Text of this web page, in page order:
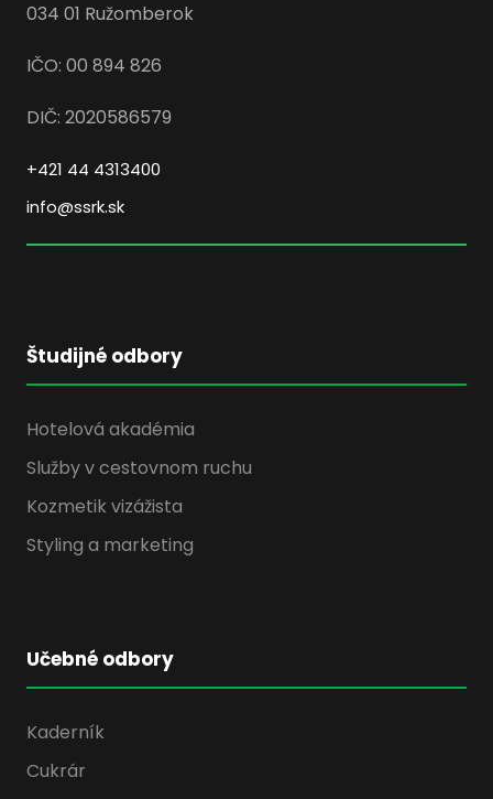
034 01 Ružomberok
IČO: 00 894 826
DIČ: 2020586579
+421 44 4313400
info@ssrk.sk
Študijné odbory
Hotelová akadémia
Služby v cestovnom ruchu
Kozmetik vizážista
Styling a marketing
Učebné odbory
Kaderník
Cukrár